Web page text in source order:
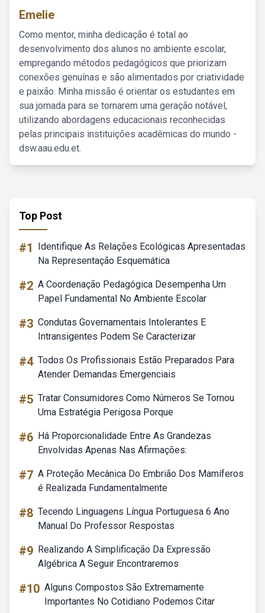
Emelie
Como mentor, minha dedicação é total ao
desenvolvimento dos alunos no ambiente escolar,
empregando métodos pedagógicos que priorizam
conexões genuínas e são alimentados por criatividade
e paixão. Minha missão é orientar os estudantes em
sua jornada para se tornarem uma geração notável,
utilizando abordagens educacionais reconhecidas
pelas principais instituições acadêmicas do mundo -
dsw.aau.edu.et.
Top Post
#1
Identifique As Relações Ecológicas Apresentadas
Na Representação Esquemática
#2 A Coordenação Pedagógica Desempenha Um
Papel Fundamental No Ambiente Escolar
#3 Condutas Governamentais Intolerantes E
Intransigentes Podem Se Caracterizar
#4 Todos Os Profissionais Estão Preparados Para
Atender Demandas Emergenciais
#5 Tratar Consumidores Como Números Se Tornou
Uma Estratégia Perigosa Porque
#6 Há Proporcionalidade Entre As Grandezas
Envolvidas Apenas Nas Afirmações:
#7 A Proteção Mecânica Do Embrião Dos Mamíferos
é Realizada Fundamentalmente
#8 Tecendo Linguagens Língua Portuguesa 6 Ano
Manual Do Professor Respostas
#9 Realizando A Simplificação Da Expressão
Algébrica A Seguir Encontraremos
#10 Alguns Compostos São Extremamente
Importantes No Cotidiano Podemos Citar